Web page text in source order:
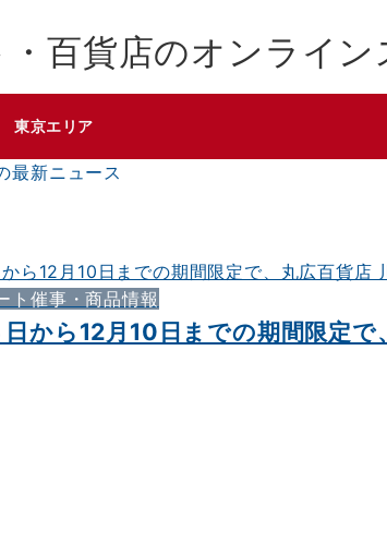
東京エリア
最新ニュース
ト催事・商品情報
から12月10日までの期間限定